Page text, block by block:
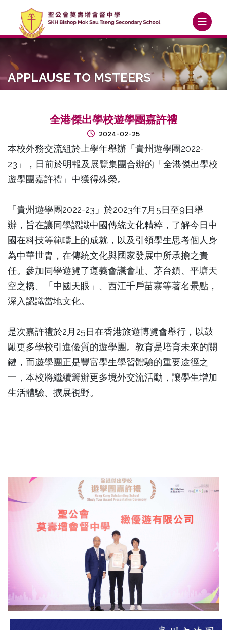
APPLAUSE TO MSTEERS
全港傑出學校遊學團嘉許禮
2024-02-25
本校外務交流組於上學年舉辦「貴州遊學團2022-
23」，日前於明報及展覽集團合辦的「全港傑出學校
遊學團嘉許禮」中獲得殊榮。
「貴州遊學團2022-23」於2023年7月5日至9日舉
辦，旨在讓同學認識中國傳統文化精粹，了解今日中
國在科技等範疇上的成就，以及引領學生思考個人身
為中華世胄，在傳統文化與國家發展中所承擔之責
任。參加同學遊覽了遵義會議會址、茅台鎮、平塘天
空之橋、「中國天眼」、西江千戶苗寨等著名景點，
深入認識當地文化。
是次嘉許禮於2月25日在香港旅遊博覽會舉行，以鼓
勵更多學校引進優質的遊學團。教育是培育未來的關
鍵，而遊學團正是豐富學生學習體驗的重要途徑之
一，本校將繼續籌辦更多境外交流活動，讓學生增加
生活體驗、擴展視野。